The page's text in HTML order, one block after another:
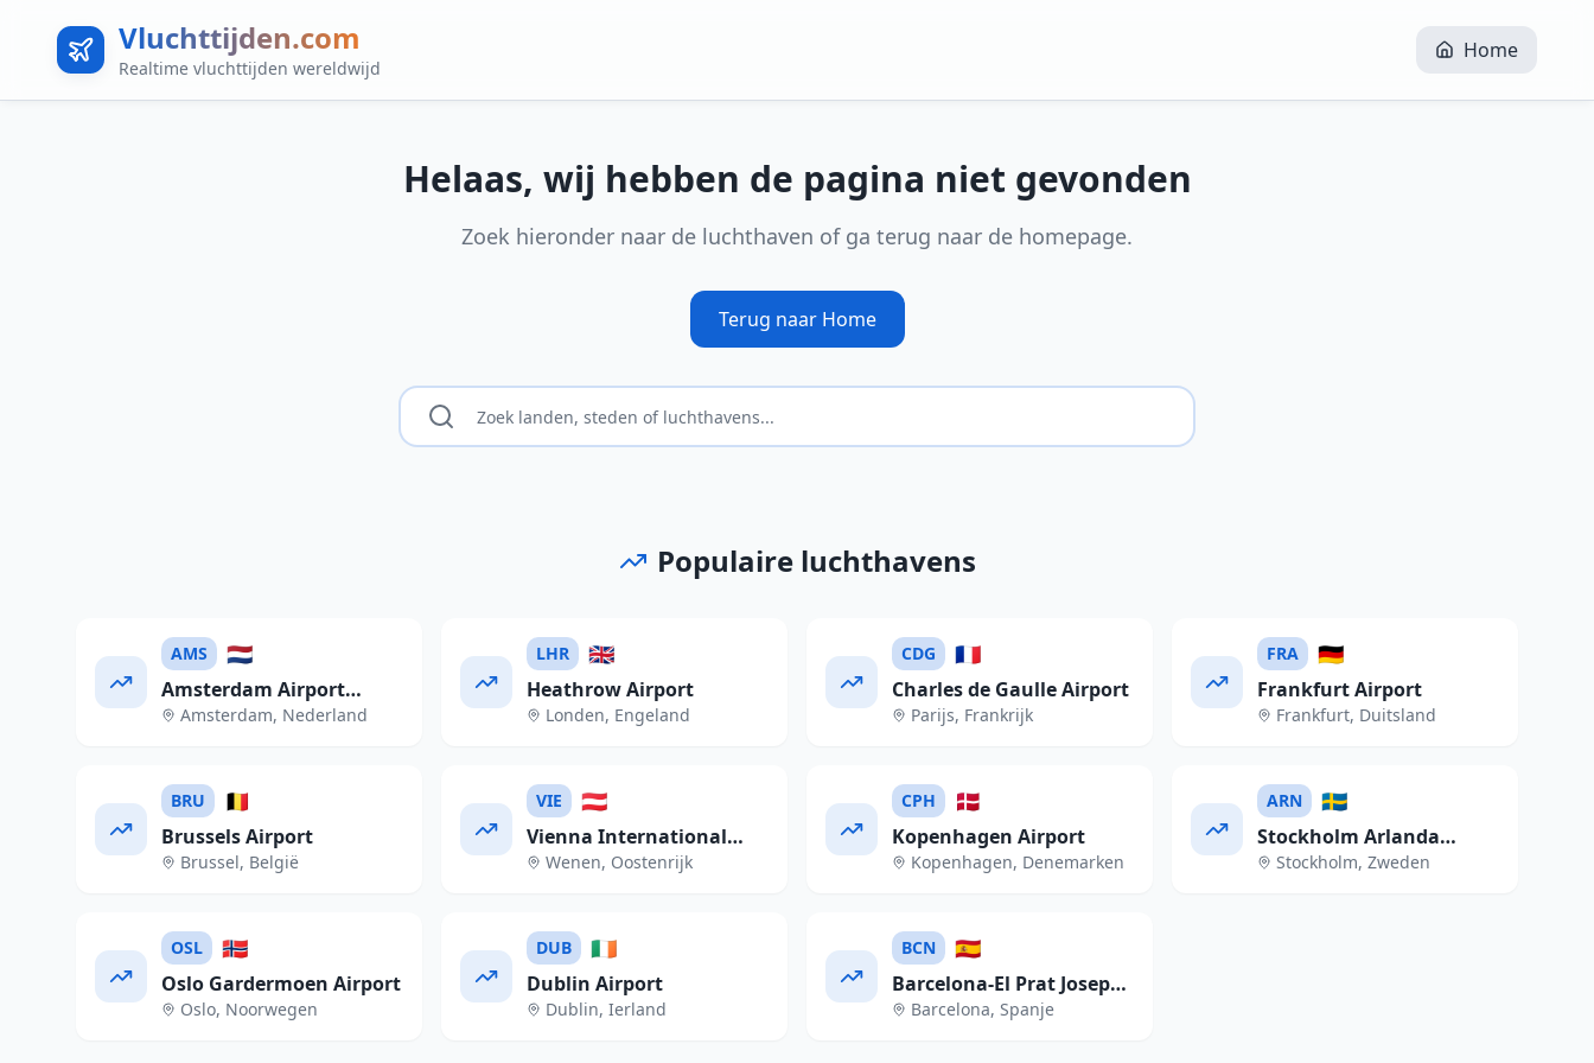
Vluchttijden.com
Realtime vluchttijden wereldwijd
Home
Helaas, wij hebben de pagina niet gevonden
Zoek hieronder naar de luchthaven of ga terug naar de homepage.
Terug naar Home
Populaire luchthavens
AMS 🇳🇱
Amsterdam Airport
Schiphol
Amsterdam, Nederland
LHR 🇬🇧
Heathrow Airport
Londen, Engeland
CDG 🇫🇷
Charles de Gaulle Airport
Parijs, Frankrijk
FRA 🇩🇪
Frankfurt Airport
Frankfurt, Duitsland
BRU 🇧🇪
Brussels Airport
Brussel, België
VIE 🇦🇹
Vienna International
Airport
Wenen, Oostenrijk
CPH 🇩🇰
Kopenhagen Airport
Kopenhagen, Denemarken
ARN 🇸🇪
Stockholm Arlanda
Airport
Stockholm, Zweden
OSL 🇳🇴
Oslo Gardermoen Airport
Oslo, Noorwegen
DUB 🇮🇪
Dublin Airport
Dublin, Ierland
BCN 🇪🇸
Barcelona-El Prat Josep
Tarradellas Airport
Barcelona, Spanje